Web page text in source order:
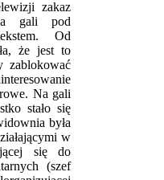
zakaz
gali pod
Od
że jest to
zablokować
Na gali
stało się
była
w
się do
(szef